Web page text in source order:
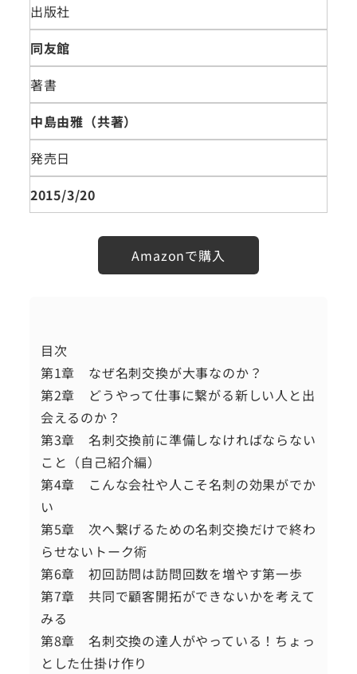
出版社
同友館
著書
中島由雅（共著）
発売日
2015/3/20
Amazonで購入
目次
第1章 なぜ名刺交換が大事なのか？
第2章 どうやって仕事に繋がる新しい人と出
会えるのか？
第3章 名刺交換前に準備しなければならない
こと（自己紹介編）
第4章 こんな会社や人こそ名刺の効果がでか
い
第5章 次へ繋げるための名刺交換だけで終わ
らせないトーク術
第6章 初回訪問は訪問回数を増やす第一歩
第7章 共同で顧客開拓ができないかを考えて
みる
第8章 名刺交換の達人がやっている！ちょっ
とした仕掛け作り